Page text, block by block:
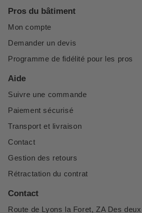
Pros du bâtiment
Mon compte
Demander un devis
Programme de fidélité pour les pros
Aide
Suivre une commande
Paiement sécurisé
Transport et livraison
Contact
Gestion des retours
Rétractation du contrat
Contact
Route de Lyons la Foret, ZA Des